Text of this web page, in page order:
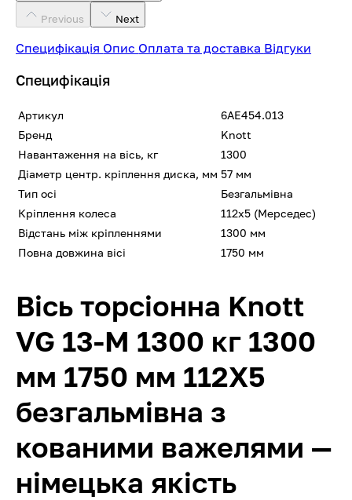
Previous Next
Специфікація Опис Оплата та доставка Відгуки
Специфікація
Артикул
6AE454.013
Бренд
Knott
Навантаження на вісь, кг
1300
Діаметр центр. кріплення диска, мм 57 мм
Тип осі
Безгальмівна
Кріплення колеса
112х5 (Мерседес)
Відстань між кріпленнями
1300 мм
Повна довжина вісі
1750 мм
Вісь торсіонна Knott
VG 13-M 1300 кг 1300
мм 1750 мм 112Х5
безгальмівна з
кованими важелями —
німецька якість